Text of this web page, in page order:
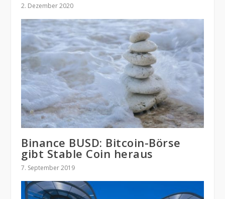
2. Dezember 2020
Binance BUSD: Bitcoin-Börse
gibt Stable Coin heraus
7. September 2019